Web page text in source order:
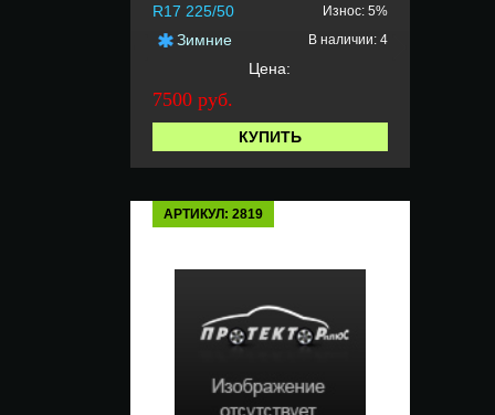
R17 225/50 Износ: 5%
Зимние В наличии: 4
Цена:
7500 руб.
КУПИТЬ
АРТИКУЛ: 2819